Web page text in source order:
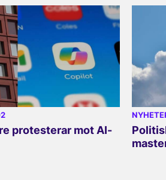
protesterar mot AI-